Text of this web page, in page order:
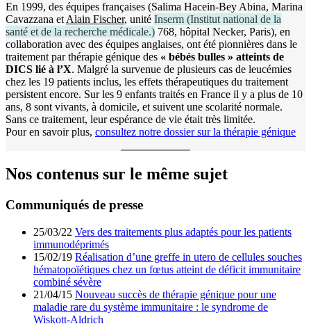
En 1999, des équipes françaises (Salima Hacein-Bey Abina, Marina
Cavazzana etAlain Fischer, unité Inserm (Institut national de la
santé et de la recherche médicale.) 768, hôpital Necker, Paris), en
collaboration avec des équipes anglaises, ont été pionnières dans le
traitement par thérapie génique des « bébés bulles » atteints de
DICS lié à l’X. Malgré la survenue de plusieurs cas de leucémies
chez les 19 patients inclus, les effets thérapeutiques du traitement
persistent encore. Sur les 9 enfants traités en France il y a plus de 10
ans, 8 sont vivants, à domicile, et suivent une scolarité normale.
Sans ce traitement, leur espérance de vie était très limitée.
Pour en savoir plus, consultez notre dossier sur la thérapie génique
Nos contenus sur le même sujet
Communiqués de presse
25/03/22 Vers des traitements plus adaptés pour les patients
immunodéprimés
15/02/19 Réalisation d’une greffe in utero de cellules souches
hématopoïétiques chez un fœtus atteint de déficit immunitaire
combiné sévère
21/04/15 Nouveau succès de thérapie génique pour une
maladie rare du système immunitaire : le syndrome de
Wiskott-Aldrich